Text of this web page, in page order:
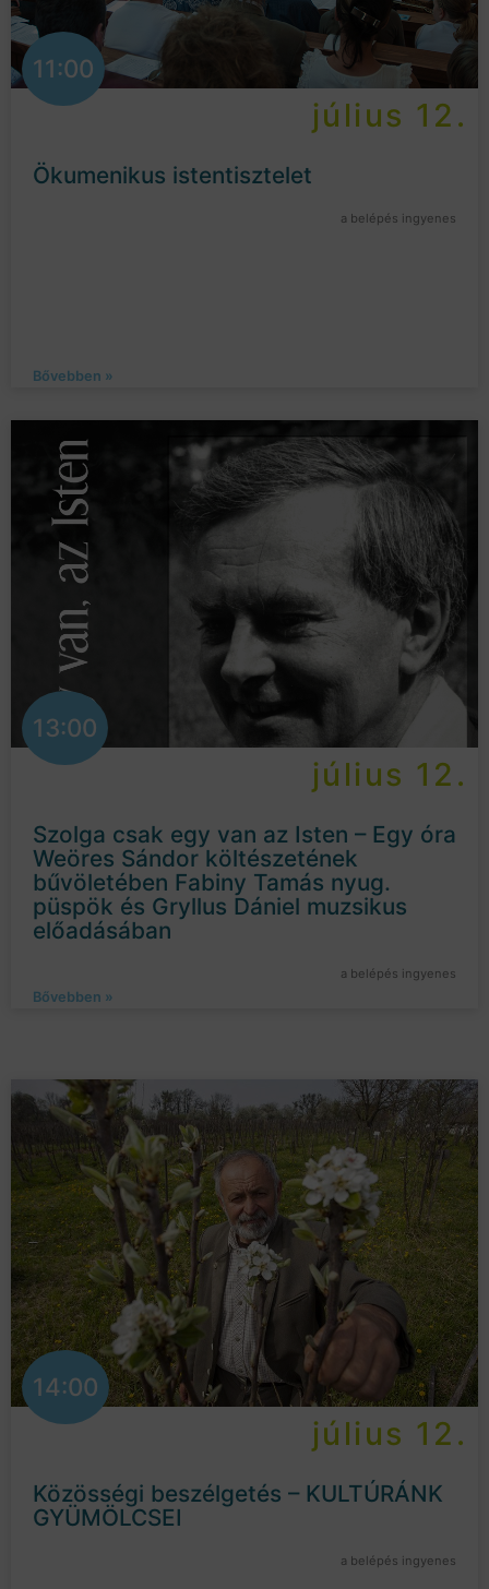
11:00
július 12.
Ökumenikus istentisztelet
a belépés ingyenes
Bővebben »
13:00
július 12.
Szolga csak egy van az Isten – Egy óra
Weöres Sándor költészetének
bűvöletében Fabiny Tamás nyug.
püspök és Gryllus Dániel muzsikus
előadásában
a belépés ingyenes
Bővebben »
14:00
július 12.
Közösségi beszélgetés – KULTÚRÁNK
GYÜMÖLCSEI
a belépés ingyenes